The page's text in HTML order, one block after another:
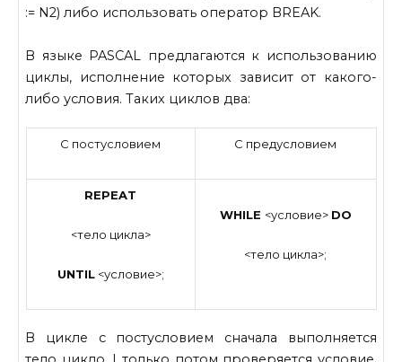
:= N2) либо использовать оператор BREAK.
В языке PASCAL предлагаются к использованию
циклы, исполнение которых зависит от какого-
либо условия. Таких циклов два:
С постусловием С предусловием
REPEAT
<тело цикла>
UNTIL<условие>;
WHILE <условие> DO
<тело цикла>;
В цикле с постусловием сначала выполняется